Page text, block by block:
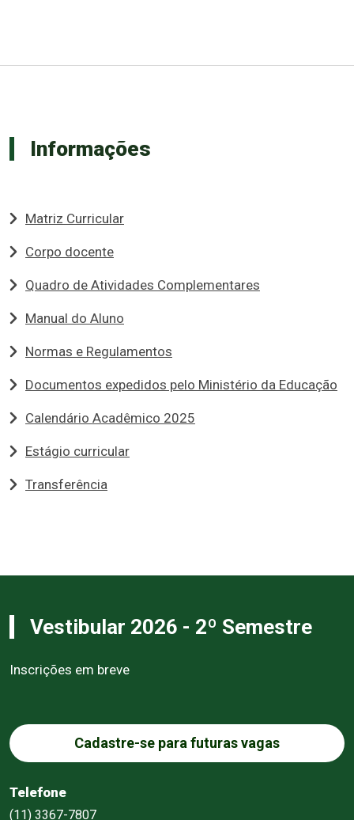
Informações
Matriz Curricular
Corpo docente
Quadro de Atividades Complementares
Manual do Aluno
Normas e Regulamentos
Documentos expedidos pelo Ministério da Educação
Calendário Acadêmico 2025
Estágio curricular
Transferência
Vestibular 2026 - 2º Semestre
Inscrições em breve
Cadastre-se para futuras vagas
Telefone
(11) 3367-7807